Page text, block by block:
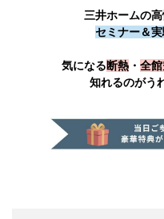
三井ホームの
セミナー＆
気になる断熱 ・ 全
知れるのがう